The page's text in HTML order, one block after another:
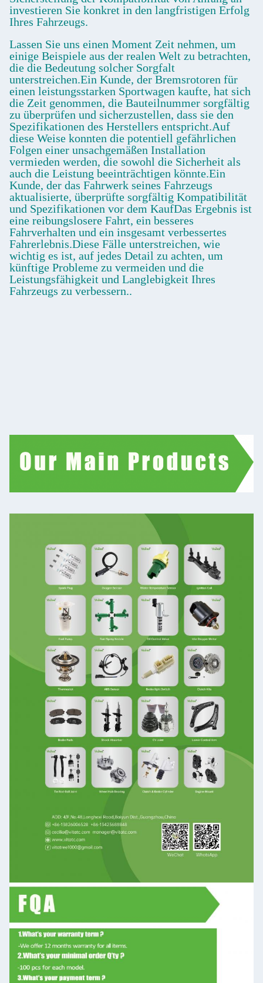
investieren Sie konkret in den langfristigen Erfolg
Ihres Fahrzeugs.
Lassen Sie uns einen Moment Zeit nehmen, um
einige Beispiele aus der realen Welt zu betrachten,
die die Bedeutung solcher Sorgfalt
unterstreichen.Ein Kunde, der Bremsrotoren für
einen leistungsstarken Sportwagen kaufte, hat sich
die Zeit genommen, die Bauteilnummer sorgfältig
zu überprüfen und sicherzustellen, dass sie den
Spezifikationen des Herstellers entspricht.Auf
diese Weise konnten die potentiell gefährlichen
Folgen einer unsachgemäßen Installation
vermieden werden, die sowohl die Sicherheit als
auch die Leistung beeinträchtigen könnte.Ein
Kunde, der das Fahrwerk seines Fahrzeugs
aktualisierte, überprüfte sorgfältig Kompatibilität
und Spezifikationen vor dem KaufDas Ergebnis ist
eine reibungslosere Fahrt, ein besseres
Fahrverhalten und ein insgesamt verbessertes
Fahrerlebnis.Diese Fälle unterstreichen, wie
wichtig es ist, auf jedes Detail zu achten, um
künftige Probleme zu vermeiden und die
Leistungsfähigkeit und Langlebigkeit Ihres
Fahrzeugs zu verbessern..